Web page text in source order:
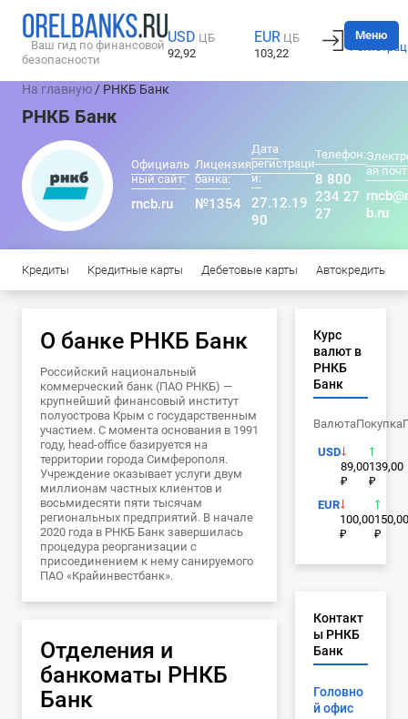
Ваш гид по финансовой
безопасности
USD ЦБ
92,92
EUR ЦБ
103,22
Вход
Меню
На главную / РНКБ Банк
РНКБ Банк
Официаль
ный сайт:
rncb.ru
Лицензия
банка:
№1354
Дата
регистраци
и:
27.12.19
90
Телефон:
8 800
234 27
27
ая
b.ru
Кредиты Кредитные карты Дебетовые карты Автокредиты
О банке РНКБ Банк
Российский национальный
коммерческий банк (ПАО РНКБ) —
крупнейший финансовый институт
полуострова Крым с государственным
участием. С момента основания в 1991
году, head-office базируется на
территории города Симферополя.
Учреждение оказывает услуги двум
миллионам частных клиентов и
восьмидесяти пяти тысячам
региональных предприятий. В начале
2020 года в РНКБ Банк завершилась
процедура реорганизации с
присоединением к нему санируемого
ПАО «Крайинвестбанк».
Отделения и
банкоматы РНКБ
Банк
Курс
валют в
РНКБ
Банк
ВалютаПокупка
USD
89,00
₽
139,00
₽
EUR
100,00
₽
150,00
₽
Контакт
ы РНКБ
Банк
Головно
й офис